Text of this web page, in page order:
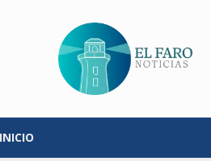
Faro
Noticias
INICIO